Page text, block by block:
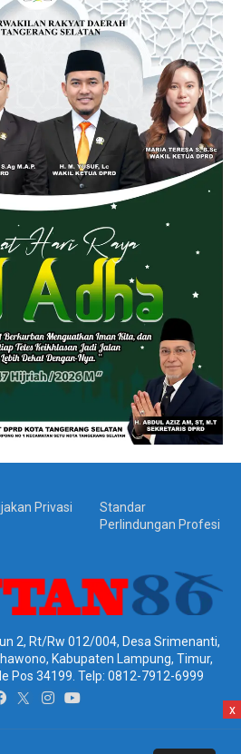
Privasi
Standar
Perlindungan Profesi
2, Rt/Rw 012/004, Desa Srimenanti,
Kabupaten Lampung, Timur,
Pos 34199. Telp: 0812-7912-6999
x